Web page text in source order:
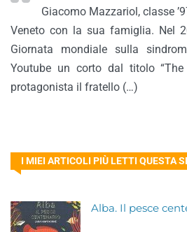
Giacomo Mazzariol, classe
Veneto con la sua famiglia. Nel
Giornata mondiale sulla
Youtube un corto dal titolo “The
protagonista il fratello (…)
I MIEI ARTICOLI PIÙ LETTI QUESTA
Alba. Il pesce